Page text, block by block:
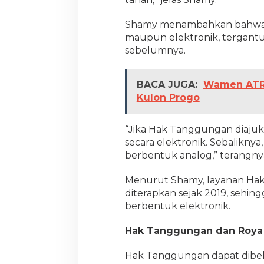
Shamy menambahkan
maupun elektronik,
sebelumnya.
BACA JUGA: Wamen
Kulon Progo
“Jika Hak Tanggungan
secara elektronik.
berbentuk analog,”
Menurut Shamy, layanan
diterapkan sejak 2019,
berbentuk elektronik.
Hak Tanggungan dan
Hak Tanggungan dapat